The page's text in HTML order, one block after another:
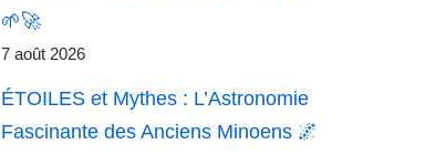
🌱🚀
7 août 2026
ÉTOILES et Mythes : L’Astronomie
Fascinante des Anciens Minoens 🌌